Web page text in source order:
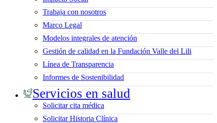
Trabaja con nosotros
Marco Legal
Modelos integrales de atención
Gestión de calidad en la Fundación Valle del Lili
Línea de Transparencia
Informes de Sostenibilidad
Servicios en salud
Solicitar cita médica
Solicitar Historia Clínica